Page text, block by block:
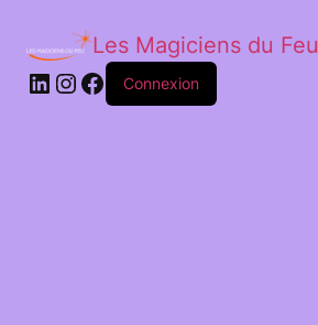
Les Magiciens du Feu
LinkedIn
Instagram
Facebook
Connexion